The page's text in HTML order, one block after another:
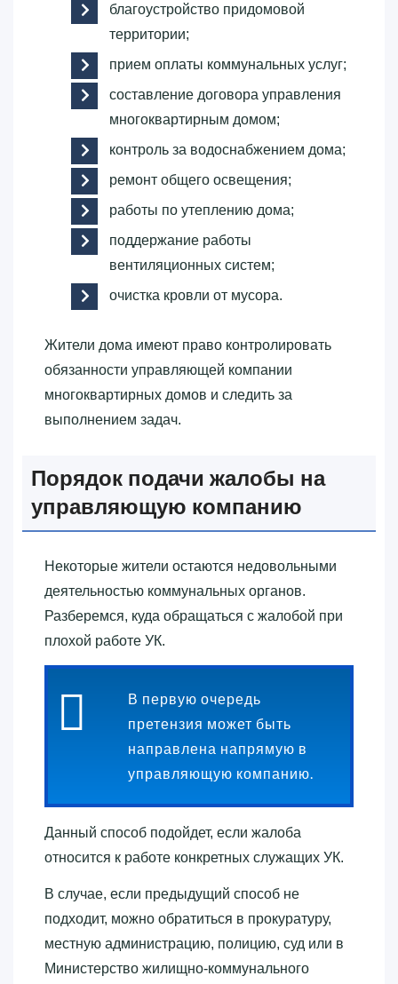
благоустройство придомовой
территории;
прием оплаты коммунальных услуг;
составление договора управления
многоквартирным домом;
контроль за водоснабжением дома;
ремонт общего освещения;
работы по утеплению дома;
поддержание работы
вентиляционных систем;
очистка кровли от мусора.
Жители дома имеют право контролировать
обязанности управляющей компании
многоквартирных домов и следить за
выполнением задач.
Порядок подачи жалобы на
управляющую компанию
Некоторые жители остаются недовольными
деятельностью коммунальных органов.
Разберемся, куда обращаться с жалобой при
плохой работе УК.
В первую очередь
претензия может быть
направлена напрямую в
управляющую компанию.
Данный способ подойдет, если жалоба
относится к работе конкретных служащих УК.
В случае, если предыдущий способ не
подходит, можно обратиться в прокуратуру,
местную администрацию, полицию, суд или в
Министерство жилищно-коммунального